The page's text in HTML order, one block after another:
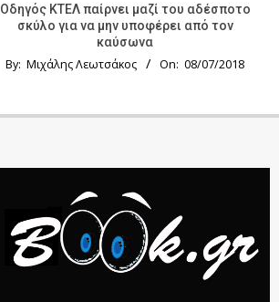
Οδηγός KTΕΛ παίρνει μαζί του αδέσποτο
σκύλο για να μην υποφέρει από τον
καύσωνα
By: Μιχάλης Λεωτσάκος On: 08/07/2018